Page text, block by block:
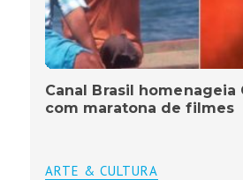
Canal Brasil homenageia
com maratona de filmes
ARTE & CULTURA